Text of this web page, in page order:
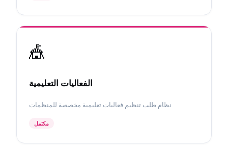
🎪
الفعاليات التعليمية
نظام طلب تنظيم فعاليات تعليمية مخصصة للمنظمات
مكتمل